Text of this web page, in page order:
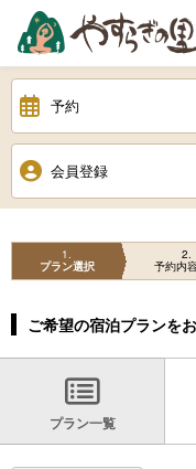
予約
会員登録
1
プラン選択
2
予約内
ご希望の宿泊プランを
プラン一覧